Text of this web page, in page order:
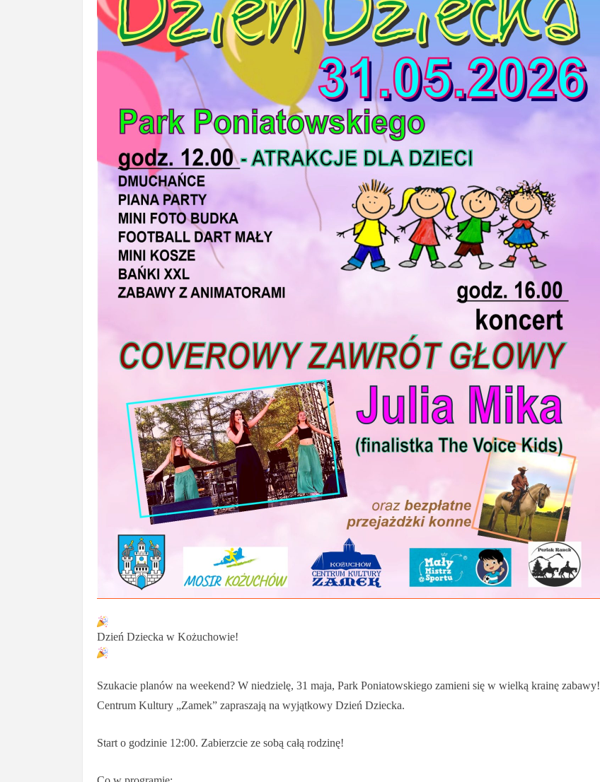
Dzień Dziecka w Kożuchowie!
Szukacie planów na weekend? W niedzielę, 31 maja, Park Poniatowskiego zamieni się w wielką krainę zabawy!
Centrum Kultury „Zamek” zapraszają na wyjątkowy Dzień Dziecka.
Start o godzinie 12:00. Zabierzcie ze sobą całą rodzinę!